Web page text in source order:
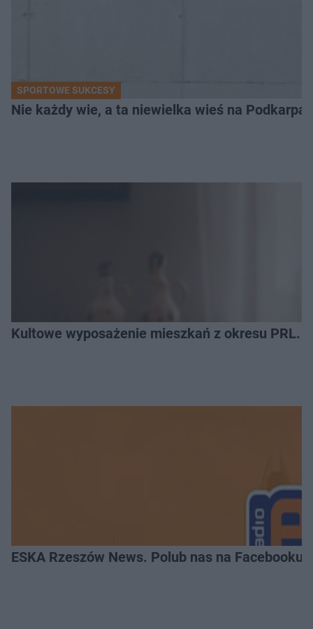
SPORTOWE SUKCESY
Nie każdy wie, a ta niewielka wieś na
Kultowe wyposażenie mieszkań z okresu PRL.
ESKA Rzeszów News. Polub nas na Facebooku!